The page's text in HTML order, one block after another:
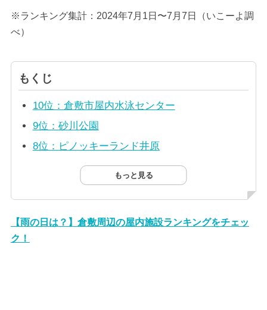
※ランキング集計：2024年7月1日〜7月7日（いこーよ調
べ）
もくじ
10位：倉敷市屋内水泳センター
9位：砂川公園
8位：ピノッキーランド井原
もっと見る
【雨の日は？】倉敷周辺の屋内施設ランキングをチェッ
ク！